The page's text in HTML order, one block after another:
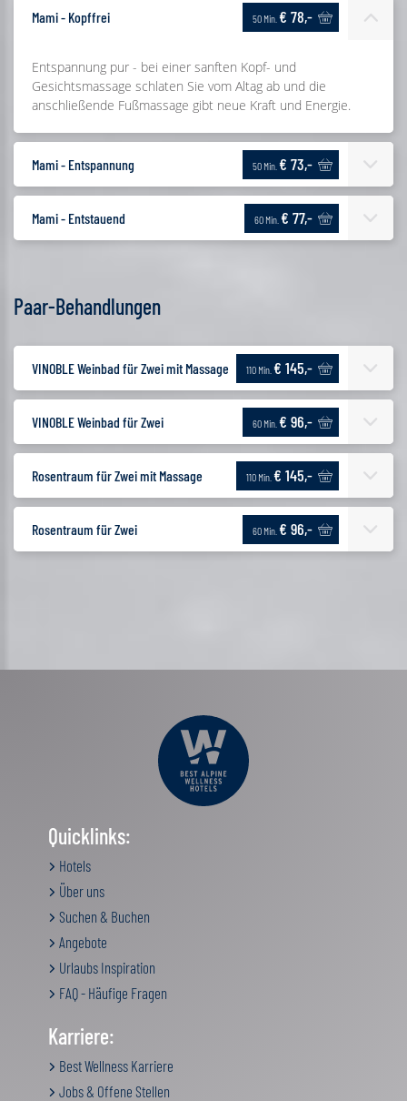
Mami - Kopffrei 50 Min. € 78,-
Entspannung pur - bei einer sanften Kopf- und
Gesichtsmassage schlaten Sie vom Altag ab und die
anschließende Fußmassage gibt neue Kraft und Energie.
Mami - Entspannung 50 Min. € 73,-
Mami - Entstauend 60 Min. € 77,-
Paar-Behandlungen
VINOBLE Weinbad für Zwei mit Massage 110 Min. € 145,-
VINOBLE Weinbad für Zwei 60 Min. € 96,-
Rosentraum für Zwei mit Massage 110 Min. € 145,-
Rosentraum für Zwei 60 Min. € 96,-
Quicklinks:
Hotels
Über uns
Suchen & Buchen
Angebote
Urlaubs Inspiration
FAQ - Häufige Fragen
Karriere:
Best Wellness Karriere
Jobs & Offene Stellen